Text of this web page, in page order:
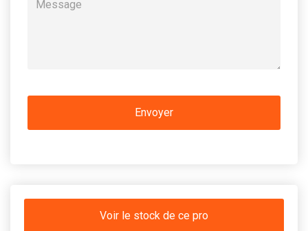
Voir le stock de ce pro